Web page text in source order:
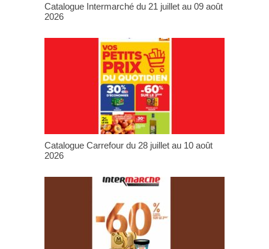
Catalogue Intermarché du 21 juillet au 09 août
2026
Catalogue Carrefour du 28 juillet au 10 août
2026